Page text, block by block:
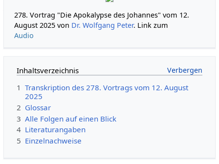
278. Vortrag "Die Apokalypse des Johannes" vom 12.
August 2025 von Dr. Wolfgang Peter. Link zum
Audio
Inhaltsverzeichnis
1 Transkription des 278. Vortrags vom 12. August
2025
2 Glossar
3 Alle Folgen auf einen Blick
4 Literaturangaben
5 Einzelnachweise